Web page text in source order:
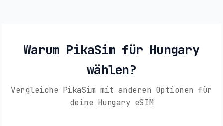
Warum PikaSim für Hungary
wählen?
Vergleiche PikaSim mit anderen Optionen für
deine Hungary eSIM